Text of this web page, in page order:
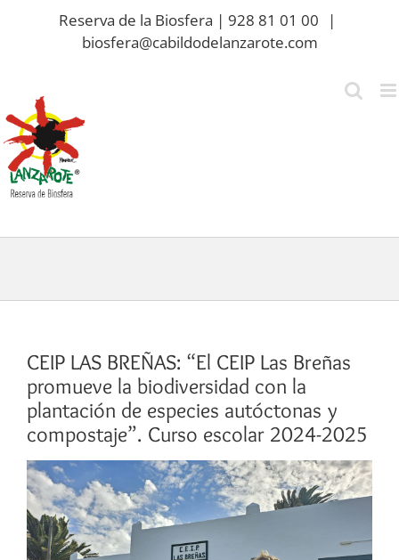
Reserva de la Biosfera | 928 81 01 00
|
biosfera@cabildodelanzarote.com
CEIP LAS BREÑAS: “El CEIP Las Breñas
promueve la biodiversidad con la
plantación de especies autóctonas y
compostaje”. Curso escolar 2024-2025
Ver
imagen
más
grande